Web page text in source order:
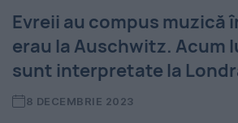
Evreii au compus muzică
erau la Auschwitz. Acum
sunt interpretate la
8 DECEMBRIE 2023